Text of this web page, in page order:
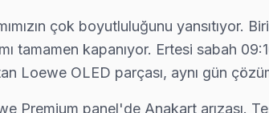
çok boyutluluğunu yansıtıyor.
tamamen kapanıyor. Ertesi sabah
Loewe OLED parçası, aynı gün
Premium panel'de Anakart arızası.